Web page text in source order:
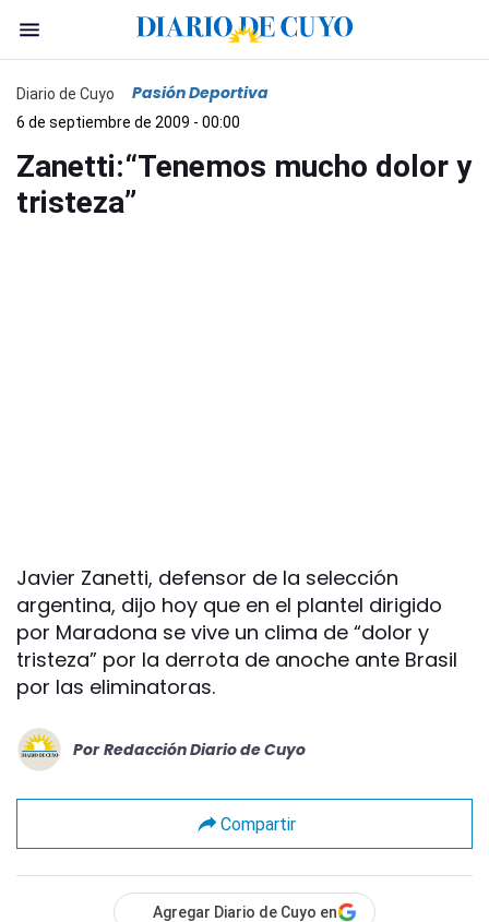
Diario de Cuyo Pasión Deportiva
6 de septiembre de 2009 - 00:00
Zanetti:“Tenemos mucho dolor y
tristeza”
Javier Zanetti, defensor de la selección
argentina, dijo hoy que en el plantel dirigido
por Maradona se vive un clima de “dolor y
tristeza” por la derrota de anoche ante Brasil
por las eliminatoras.
Por Redacción Diario de Cuyo
Compartir
Agregar Diario de Cuyo en